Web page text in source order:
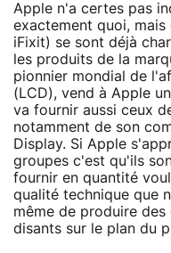
Apple n'a certes pas
exactement quoi,
iFixit) se sont déjà
les produits de la
pionnier mondial de
(LCD), vend à Apple
va fournir aussi ceux
notamment de son
Display. Si Apple
groupes c'est qu'ils
fournir en quantité
qualité technique que
même de produire
disants sur le plan du